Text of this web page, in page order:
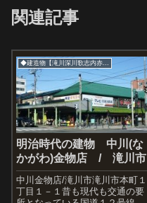
関連記事
明治時代の建物 中川(な
かがわ)金物店 / 滝川市
中川金物店/滝川市滝川市本町１
丁目１－１昔も現代も交通の要